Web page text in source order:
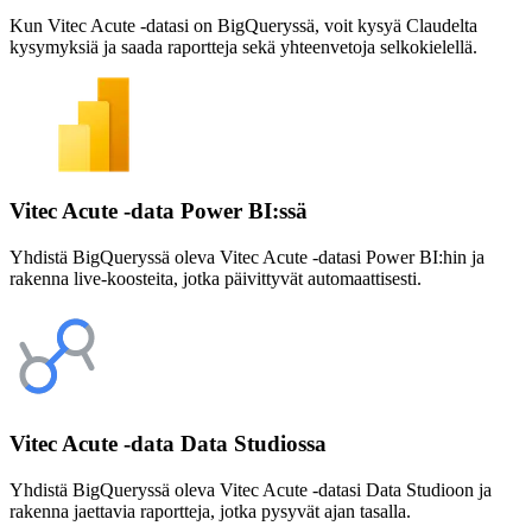
Kun Vitec Acute -datasi on BigQueryssä, voit kysyä Claudelta
kysymyksiä ja saada raportteja sekä yhteenvetoja selkokielellä.
Vitec Acute -data Power BI:ssä
Yhdistä BigQueryssä oleva Vitec Acute -datasi Power BI:hin ja
rakenna live-koosteita, jotka päivittyvät automaattisesti.
Vitec Acute -data Data Studiossa
Yhdistä BigQueryssä oleva Vitec Acute -datasi Data Studioon ja
rakenna jaettavia raportteja, jotka pysyvät ajan tasalla.